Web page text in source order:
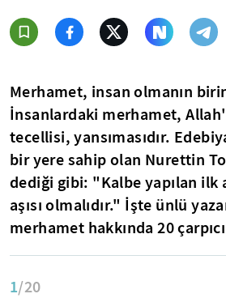
Merhamet, insan olmanın
İnsanlardaki merhamet,
tecellisi, yansımasıdır.
bir yere sahip olan Nurettin
dediği gibi: "Kalbe yapılan ilk
aşısı olmalıdır." İşte ünlü
merhamet hakkında 20
1/20